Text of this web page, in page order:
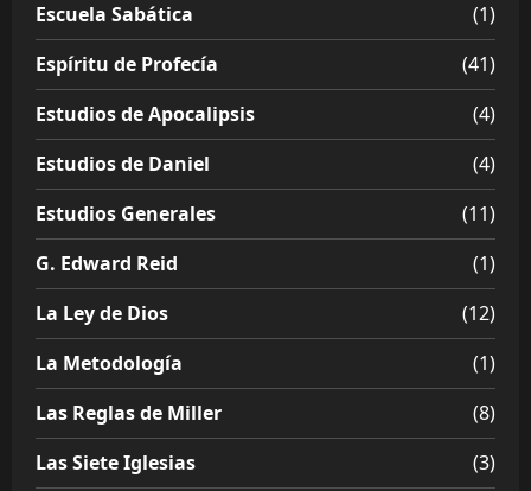
Escuela Sabática
(1)
Espíritu de Profecía
(41)
Estudios de Apocalipsis
(4)
Estudios de Daniel
(4)
Estudios Generales
(11)
G. Edward Reid
(1)
La Ley de Dios
(12)
La Metodología
(1)
Las Reglas de Miller
(8)
Las Siete Iglesias
(3)